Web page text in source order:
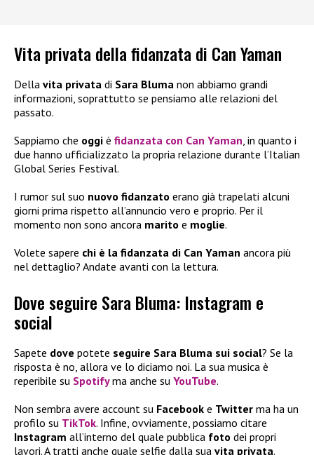
Vita privata della fidanzata di Can Yaman
Della vita privata di Sara Bluma non abbiamo grandi
informazioni, soprattutto se pensiamo alle relazioni del
passato.
Sappiamo che oggi è fidanzata con Can Yaman, in quanto i
due hanno ufficializzato la propria relazione durante l’Italian
Global Series Festival.
I rumor sul suo nuovo fidanzato erano già trapelati alcuni
giorni prima rispetto all’annuncio vero e proprio. Per il
momento non sono ancora marito e moglie.
Volete sapere chi è la fidanzata di Can Yaman ancora più
nel dettaglio? Andate avanti con la lettura.
Dove seguire Sara Bluma: Instagram e
social
Sapete dove potete seguire Sara Bluma sui social? Se la
risposta è no, allora ve lo diciamo noi. La sua musica è
reperibile su Spotifyma anche su YouTube.
Non sembra avere account su Facebook e Twitter ma ha un
profilo su TikTok. Infine, ovviamente, possiamo citare
Instagram all’interno del quale pubblica foto dei propri
lavori. A tratti anche quale selfie dalla sua vita privata.